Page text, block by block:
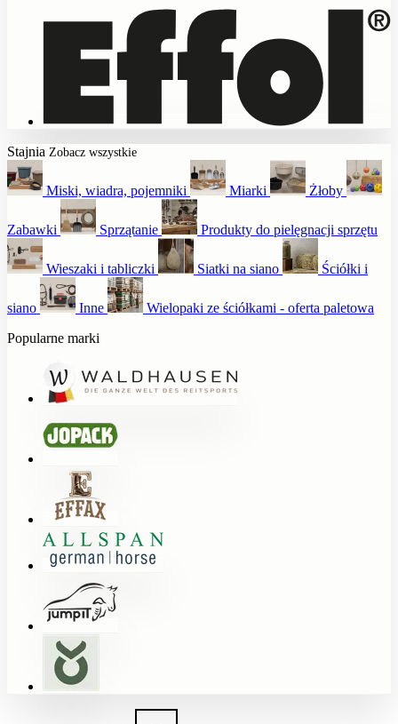
Stajnia Zobacz wszystkie
Miski, wiadra, pojemniki Miarki Żłoby
Zabawki Sprzątanie Produkty do pielęgnacji sprzętu
Wieszaki i tabliczki Siatki na siano Ściółki i
siano Inne
Wielopaki ze ściółkami - oferta paletowa
Popularne marki